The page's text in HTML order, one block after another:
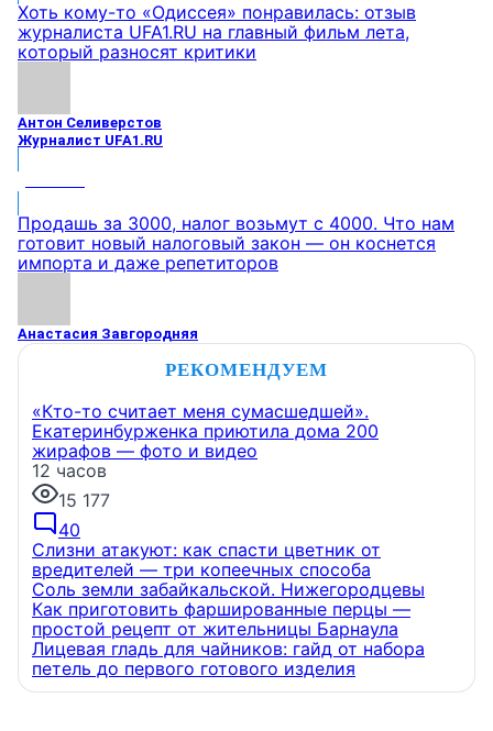
Хоть кому-то «Одиссея» понравилась: отзыв
журналиста UFA1.RU на главный фильм лета,
который разносят критики
Антон Селиверстов
Журналист UFA1.RU
Продашь за 3000, налог возьмут с 4000. Что нам
готовит новый налоговый закон — он коснется
импорта и даже репетиторов
Анастасия Завгородняя
РЕКОМЕНДУЕМ
«Кто-то считает меня сумасшедшей».
Екатеринбурженка приютила дома 200
жирафов — фото и видео
12 часов
15 177
40
Слизни атакуют: как спасти цветник от
вредителей — три копеечных способа
Соль земли забайкальской. Нижегородцевы
Как приготовить фаршированные перцы —
простой рецепт от жительницы Барнаула
Лицевая гладь для чайников: гайд от набора
петель до первого готового изделия